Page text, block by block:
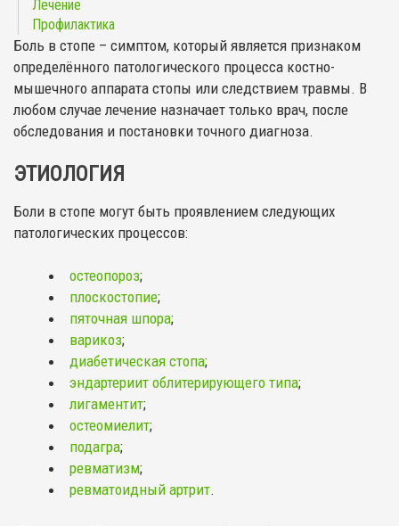
Лечение
Профилактика
Боль в стопе – симптом, который является признаком
определённого патологического процесса костно-
мышечного аппарата стопы или следствием травмы. В
любом случае лечение назначает только врач, после
обследования и постановки точного диагноза.
ЭТИОЛОГИЯ
Боли в стопе могут быть проявлением следующих
патологических процессов:
остеопороз;
плоскостопие;
пяточная шпора;
варикоз;
диабетическая стопа;
эндартериит облитерирующего типа;
лигаментит;
остеомиелит;
подагра;
ревматизм;
ревматоидный артрит.